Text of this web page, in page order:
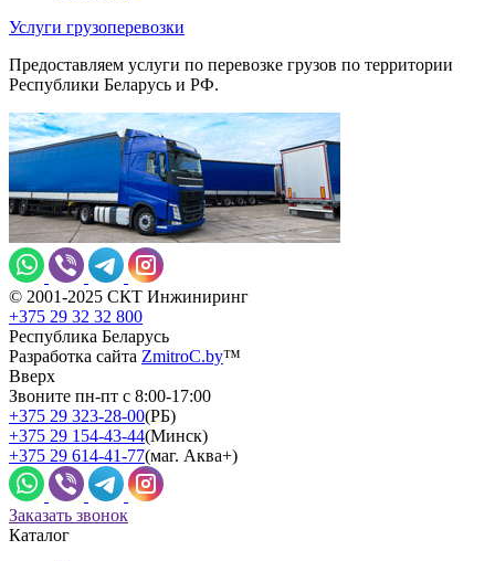
Услуги грузоперевозки
Предоставляем услуги по перевозке грузов по территории
Республики Беларусь и РФ.
© 2001-2025 СКТ Инжиниринг
+375 29 32 32 800
Республика Беларусь
Разработка сайта ZmitroC.by™
Вверх
Звоните пн-пт с 8:00-17:00
+375 29 323-28-00(РБ)
+375 29 154-43-44(Минск)
+375 29 614-41-77(маг. Аква+)
Заказать звонок
Каталог